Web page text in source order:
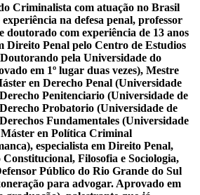
Criminalista com atuação no Brasil
na defesa penal, professor
doutorado com experiência de 13 anos
Direito Penal pelo Centro de Estudios
pela Universidade do
em 1º lugar duas vezes), Mestre
en Derecho Penal (Universidade
Penitenciario (Universidade de
Probatorio (Universidade de
Fundamentales (Universidade
en Política Criminal
especialista em Direito Penal,
Filosofia e Sociologia,
Público do Rio Grande do Sul
para advogar. Aprovado em